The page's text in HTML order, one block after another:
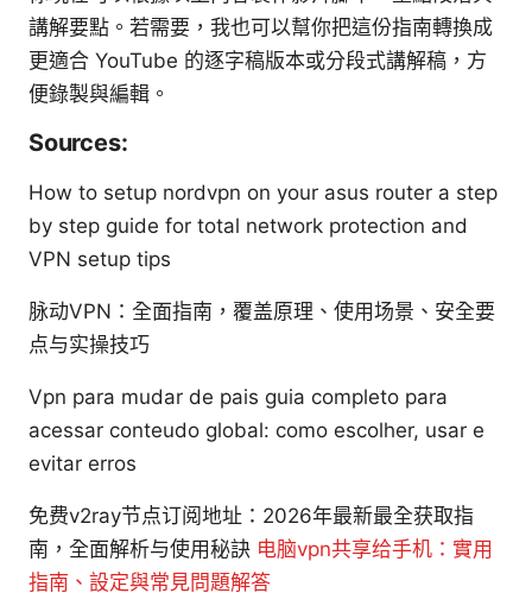
講解要點。若需要，我也可以幫你把這份指南轉換成
更適合 YouTube 的逐字稿版本或分段式講解稿，方
便錄製與編輯。
Sources:
How to setup nordvpn on your asus router a step
by step guide for total network protection and
VPN setup tips
脉动VPN：全面指南，覆盖原理、使用场景、安全要
点与实操技巧
Vpn para mudar de pais guia completo para
acessar conteudo global: como escolher, usar e
evitar erros
免费v2ray节点订阅地址：2026年最新最全获取指
南，全面解析与使用秘訣 电脑vpn共享给手机：實用
指南、設定與常見問題解答